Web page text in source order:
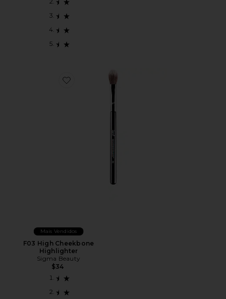
Favorite F03 High Cheekbone Highlighter
Mais Vendidos
F03 High Cheekbone
Highlighter
Sigma Beauty
$34